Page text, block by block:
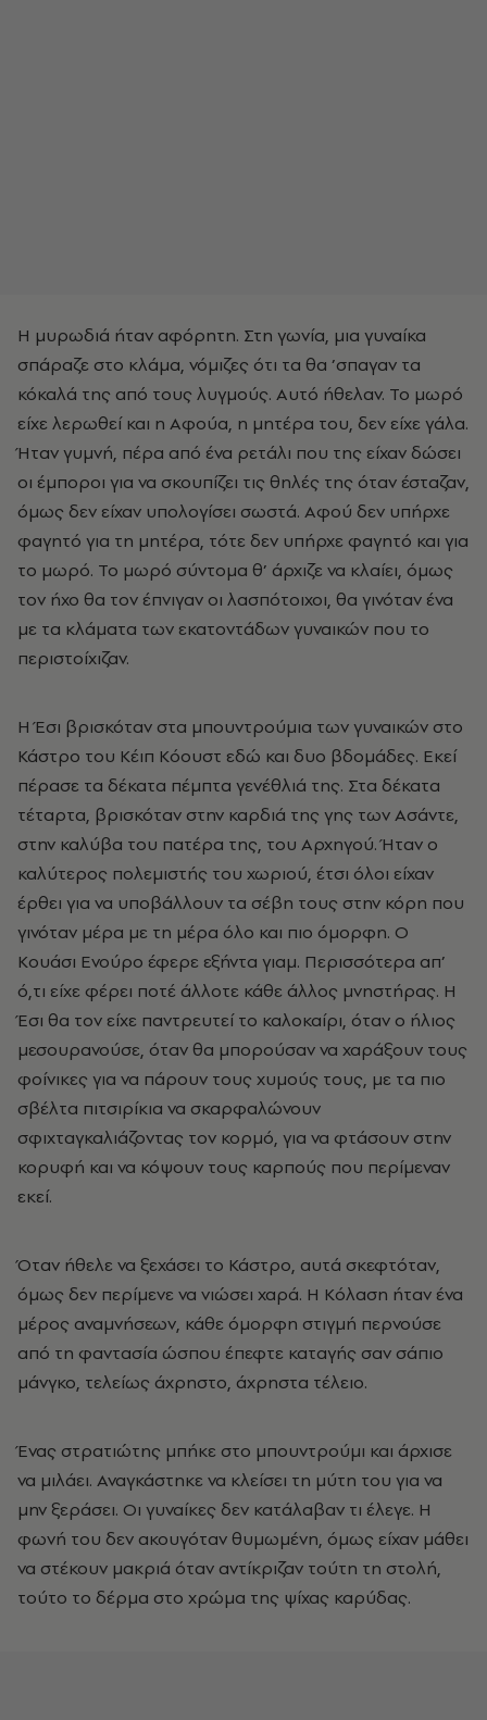
Η μυρωδιά ήταν αφόρητη. Στη γωνία, μια γυναίκα
σπάραζε στο κλάμα, νόμιζες ότι τα θα ’σπαγαν τα
κόκαλά της από τους λυγμούς. Αυτό ήθελαν. Το μωρό
είχε λερωθεί και η Αφούα, η μητέρα του, δεν είχε γάλα.
Ήταν γυμνή, πέρα από ένα ρετάλι που της είχαν δώσει
οι έμποροι για να σκουπίζει τις θηλές της όταν έσταζαν,
όμως δεν είχαν υπολογίσει σωστά. Αφού δεν υπήρχε
φαγητό για τη μητέρα, τότε δεν υπήρχε φαγητό και για
το μωρό. Το μωρό σύντομα θ’ άρχιζε να κλαίει, όμως
τον ήχο θα τον έπνιγαν οι λασπότοιχοι, θα γινόταν ένα
με τα κλάματα των εκατοντάδων γυναικών που το
περιστοίχιζαν.
Η Έσι βρισκόταν στα μπουντρούμια των γυναικών στο
Κάστρο του Κέιπ Κόουστ εδώ και δυο βδομάδες. Εκεί
πέρασε τα δέκατα πέμπτα γενέθλιά της. Στα δέκατα
τέταρτα, βρισκόταν στην καρδιά της γης των Ασάντε,
στην καλύβα του πατέρα της, του Αρχηγού. Ήταν ο
καλύτερος πολεμιστής του χωριού, έτσι όλοι είχαν
έρθει για να υποβάλλουν τα σέβη τους στην κόρη που
γινόταν μέρα με τη μέρα όλο και πιο όμορφη. Ο
Κουάσι Ενούρο έφερε εξήντα γιαμ. Περισσότερα απ’
ό,τι είχε φέρει ποτέ άλλοτε κάθε άλλος μνηστήρας. Η
Έσι θα τον είχε παντρευτεί το καλοκαίρι, όταν ο ήλιος
μεσουρανούσε, όταν θα μπορούσαν να χαράξουν τους
φοίνικες για να πάρουν τους χυμούς τους, με τα πιο
σβέλτα πιτσιρίκια να σκαρφαλώνουν
σφιχταγκαλιάζοντας τον κορμό, για να φτάσουν στην
κορυφή και να κόψουν τους καρπούς που περίμεναν
εκεί.
Όταν ήθελε να ξεχάσει το Κάστρο, αυτά σκεφτόταν,
όμως δεν περίμενε να νιώσει χαρά. Η Κόλαση ήταν ένα
μέρος αναμνήσεων, κάθε όμορφη στιγμή περνούσε
από τη φαντασία ώσπου έπεφτε καταγής σαν σάπιο
μάνγκο, τελείως άχρηστο, άχρηστα τέλειο.
Ένας στρατιώτης μπήκε στο μπουντρούμι και άρχισε
να μιλάει. Αναγκάστηκε να κλείσει τη μύτη του για να
μην ξεράσει. Οι γυναίκες δεν κατάλαβαν τι έλεγε. Η
φωνή του δεν ακουγόταν θυμωμένη, όμως είχαν μάθει
να στέκουν μακριά όταν αντίκριζαν τούτη τη στολή,
τούτο το δέρμα στο χρώμα της ψίχας καρύδας.